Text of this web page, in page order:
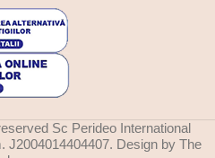
Sc Perideo International
J2004014404407. Design by The